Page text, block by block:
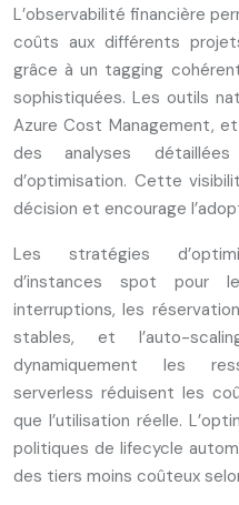
L’observabilité financière
coûts aux différents
grâce à un tagging
sophistiquées. Les outils
Azure Cost Management,
des analyses
d’optimisation. Cette
décision et encourage
Les stratégies
d’instances spot pour
interruptions, les
stables, et l’auto-
dynamiquement les
serverless réduisent les
que l’utilisation réelle.
politiques de lifecycle
des tiers moins coûteux